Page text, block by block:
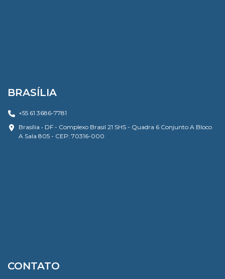
BRASÍLIA
+55 61 3686-7781
Brasília • DF - Complexo Brasil 21 SHS - Quadra 6 Conjunto A Bloco
A Sala 805 - CEP: 70316-000
CONTATO